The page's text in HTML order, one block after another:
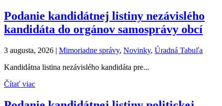
Podanie kandidátnej listiny nezávislého
kandidáta do orgánov samosprávy obcí
3 augusta, 2026 | Mimoriadne správy, Novinky, Úradná Tabuľa
Kandidátna listina nezávislého kandidáta pre...
Čítať viac